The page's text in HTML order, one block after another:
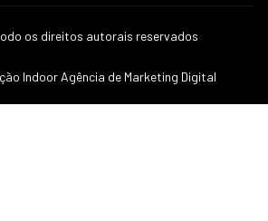
os direitos autorais reservados
Indoor Agência de Marketing Digital